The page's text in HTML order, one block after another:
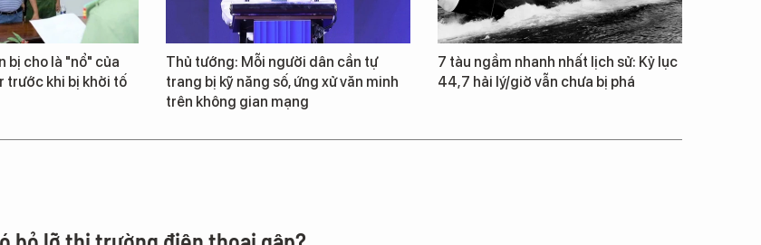
bị cho là "nổ" của
trước khi bị khởi tố
Thủ tướng: Mỗi người dân cần tự
trang bị kỹ năng số, ứng xử văn minh
trên không gian mạng
7 tàu ngầm nhanh nhất lịch sử: Kỷ lục
44,7 hải lý/giờ vẫn chưa bị phá